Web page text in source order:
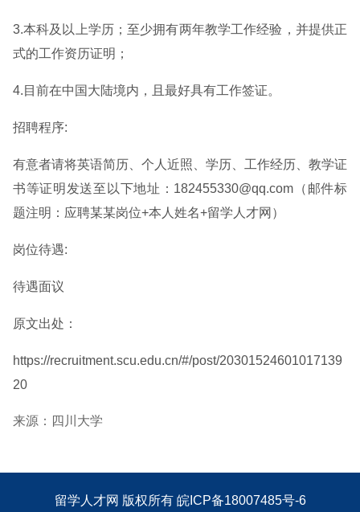
3.本科及以上学历；至少拥有两年教学工作经验，并提供正
式的工作资历证明；
4.目前在中国大陆境内，且最好具有工作签证。
招聘程序:
有意者请将英语简历、个人近照、学历、工作经历、教学证
书等证明发送至以下地址：182455330@qq.com（邮件标
题注明：应聘某某岗位+本人姓名+留学人才网）
岗位待遇:
待遇面议
原文出处：
https://recruitment.scu.edu.cn/#/post/20301524601017139
20
来源：四川大学
留学人才网 版权所有 皖ICP备18007485号-6